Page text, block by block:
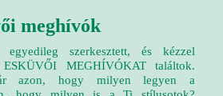
meghívók
egyedileg szerkesztett, és kézzel
MEGHÍVÓKAT találtok.
azon, hogy milyen legyen a